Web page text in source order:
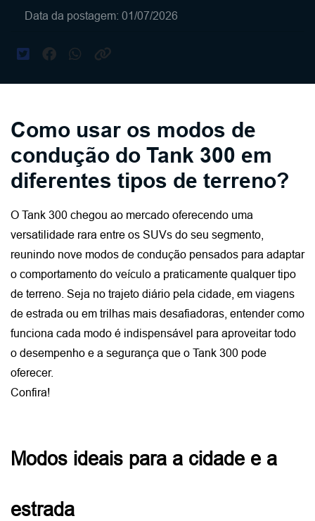
Data da postagem: 01/07/2026
Como usar os modos de
condução do Tank 300 em
diferentes tipos de terreno?
O Tank 300 chegou ao mercado oferecendo uma
versatilidade rara entre os SUVs do seu segmento,
reunindo nove modos de condução pensados para adaptar
o comportamento do veículo a praticamente qualquer tipo
de terreno. Seja no trajeto diário pela cidade, em viagens
de estrada ou em trilhas mais desafiadoras, entender como
funciona cada modo é indispensável para aproveitar todo
o desempenho e a segurança que o Tank 300 pode
oferecer.
Confira!
Modos ideais para a cidade e a
estrada